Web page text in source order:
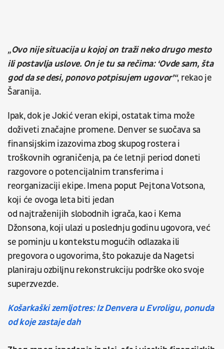
„Ovo nije situacija u kojoj on traži neko drugo mesto
ili postavlja uslove. On je tu sa rečima: ‘Ovde sam, šta
god da se desi, ponovo potpisujem ugovor’“, rekao je
Šaranija.
Ipak, dok je Jokić veran ekipi, ostatak tima može
doživeti značajne promene. Denver se suočava sa
finansijskim izazovima zbog skupog rostera i
troškovnih ograničenja, pa će letnji period doneti
razgovore o potencijalnim transferima i
reorganizaciji ekipe. Imena poput Pejtona Votsona,
koji će ovoga leta biti jedan
od najtraženijih slobodnih igrača, kao i Kema
Džonsona, koji ulazi u poslednju godinu ugovora, već
se pominju u kontekstu mogućih odlazaka ili
pregovora o ugovorima, što pokazuje da Nagetsi
planiraju ozbiljnu rekonstrukciju podrške oko svoje
superzvezde.
Košarkaški zemljotres: Iz Denvera u Evroligu, ponuda
od koje zastaje dah